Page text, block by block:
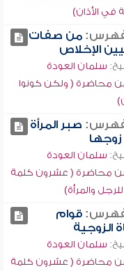
في الأذان)
من صفات
الإخلاص
سلمان العودة
محاضرة ( ولكن كونوا
صبر المرأة
سلمان العودة
محاضرة ( عشرون كلمة
والمرأة)
قوام
الزوجية
سلمان العودة
محاضرة ( عشرون كلمة